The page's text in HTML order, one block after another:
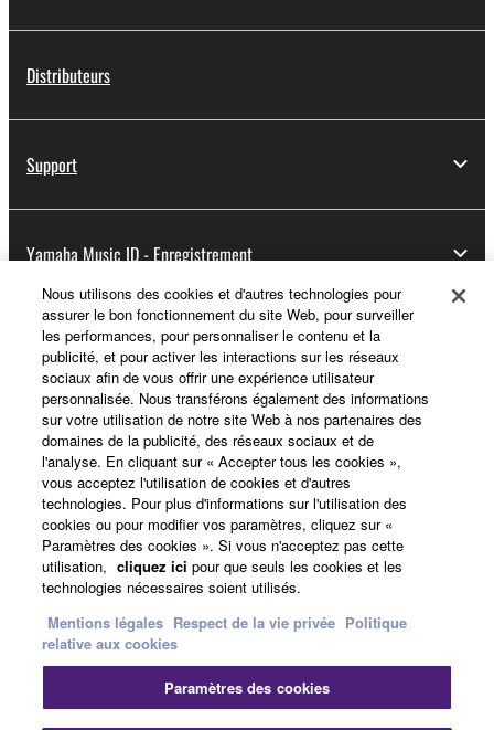
Distributeurs
Support
Yamaha Music ID - Enregistrement
A propos de Yamaha
France - French
Professionnel
Nous contacter Conditions d'utilisation
Respect de la vie privéePolitique relative aux cookies
Nous utilisons des cookies et d'autres technologies pour
assurer le bon fonctionnement du site Web, pour surveiller
les performances, pour personnaliser le contenu et la
publicité, et pour activer les interactions sur les réseaux
sociaux afin de vous offrir une expérience utilisateur
personnalisée. Nous transférons également des informations
sur votre utilisation de notre site Web à nos partenaires des
domaines de la publicité, des réseaux sociaux et de
l'analyse. En cliquant sur « Accepter tous les cookies »,
vous acceptez l'utilisation de cookies et d'autres
technologies. Pour plus d'informations sur l'utilisation des
cookies ou pour modifier vos paramètres, cliquez sur «
Paramètres des cookies ». Si vous n'acceptez pas cette
utilisation, cliquez ici pour que seuls les cookies et les
technologies nécessaires soient utilisés.
Mentions légales Respect de la vie privée Politique
relative aux cookies
Paramètres des cookies